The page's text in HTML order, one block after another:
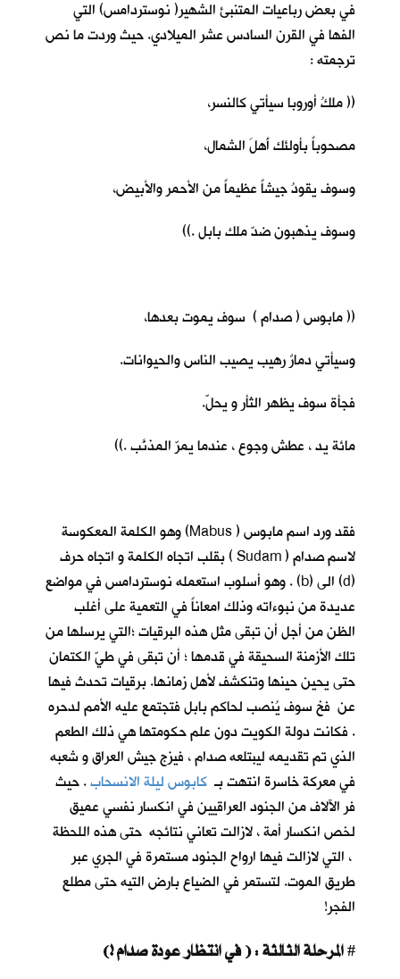
في بعض رباعيات المتنبئ الشهير( نوستردامس) التي
الفها في القرن السادس عشر الميلادي. حيث وردت ما نص
ترجمته :
(( ملكُ أوروبا سيأتي كالنسر،
مصحوباً بأولئك أَهلَ الشمال،
وسوف يقودُ جيشاً عظيماً من الأحمر والأبيض،
وسوف يذهبون ضدّ ملك بابل .))
(( مابوس ( صدام ) سوف يموت بعدها،
وسيأتي دمارٌ رهيب يصيب الناس والحيوانات.
فجأة سوف يظهر الثأر و يحلّ.
مائة يد ، عطش وجوع ، عندما يمرّ المذنَّب .))
فقد ورد اسم مابوس ( Mabus) وهو الكلمة المعكوسة
لاسم صدام ( Sudam ) بقلب اتجاه الكلمة و اتجاه حرف
(d) الى (b) . وهو أسلوب استعمله نوستردامس في مواضع
عديدة من نبوءاته وذلك امعاناً في التعمية على أغلب
الظن من أجل أن تبقى مثل هذه البرقيات ؛التي يرسلها من
تلك الأزمنة السحيقة في قدمها ؛ أن تبقى في طيّ الكتمان
حتى يحين حينها وتنكشف لأهل زمانها. برقيات تحدث فيها
عن فخ سوف يُنصب لحاكم بابل فتجتمع عليه الأمم لدحره
. فكانت دولة الكويت دون علم حكومتها هي ذلك الطعم
الذي تم تقديمه ليبتلعه صدام ، فيزج جيش العراق و شعبه
في معركة خاسرة انتهت بـ كابوس ليلة الانسحاب. حيث
فر الآلاف من الجنود العراقيين في انكسار نفسي عميق
لخص انكسار أمة ، لازالت تعاني نتائجه حتى هذه اللحظة
، التي لازالت فيها ارواح الجنود مستمرة في الجري عبر
طريق الموت. لتستمر في الضياع بارض التيه حتى مطلع
الفجر!
#